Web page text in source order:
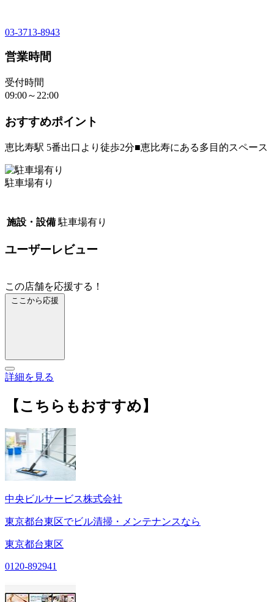
03-3713-8943
営業時間
受付時間
09:00～22:00
おすすめポイント
恵比寿駅 5番出口より徒歩2分■恵比寿にある多目的スペース
駐車場有り
施設・設備 駐車場有り
ユーザーレビュー
この店舗を応援する！
ここから応援
詳細を見る
【こちらもおすすめ】
中央ビルサービス株式会社
東京都台東区でビル清掃・メンテナンスなら
東京都台東区
0120-892941